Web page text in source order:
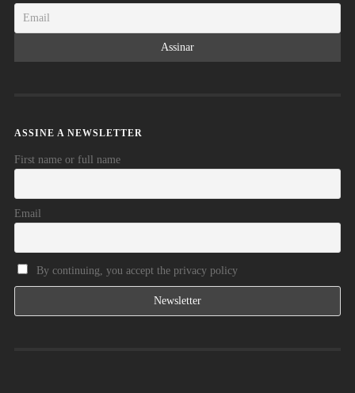
ASSINE A NEWSLETTER
First name or full name
Email
By continuing, you accept the privacy policy